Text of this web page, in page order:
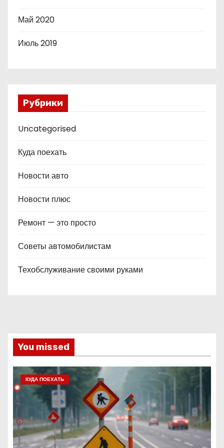
Май 2020
Июль 2019
Рубрики
Uncategorised
Куда поехать
Новости авто
Новости плюс
Ремонт — это просто
Советы автомобилистам
Техобслуживание своими руками
You missed
КУДА ПОЕХАТЬ